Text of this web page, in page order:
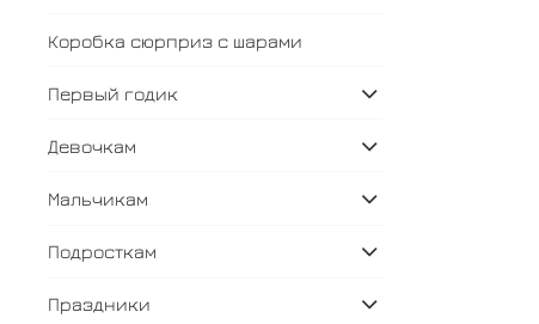
Коробка сюрприз с шарами
Первый годик
Девочкам
Мальчикам
Подросткам
Праздники